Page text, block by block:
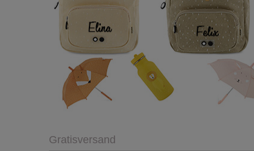
Gratisversand